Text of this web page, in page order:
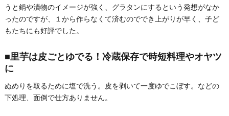
うと鍋や漬物のイメージが強く、グラタンにするという発想がなか
ったのですが、１から作らなくて済むのででき上がりが早く、子ど
もたちにも好評でした。
■里芋は皮ごとゆでる！冷蔵保存で時短料理やオヤツ
に
ぬめりを取るために塩で洗う。皮を剥いて一度ゆでこぼす。などの
下処理、面倒で仕方ありません。